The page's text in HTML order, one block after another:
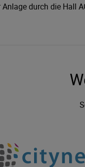
durch die Hall